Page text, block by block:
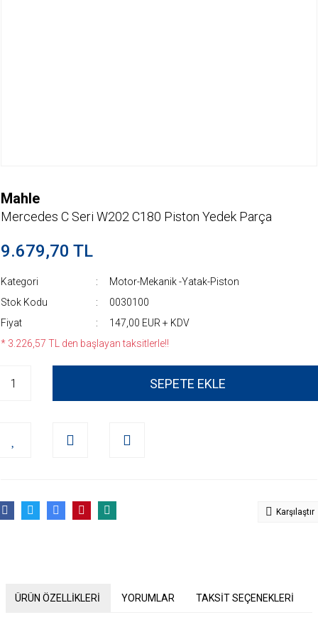
Mahle
Mercedes C Seri W202 C180 Piston Yedek Parça
9.679,70 TL
Kategori
Motor-Mekanik -Yatak-Piston
Stok Kodu
0030100
Fiyat
147,00 EUR + KDV
* 3.226,57 TL den başlayan taksitlerle!!
SEPETE EKLE
Karşılaştır
ÜRÜN ÖZELLİKLERİ YORUMLAR TAKSİT SEÇENEKLERİ